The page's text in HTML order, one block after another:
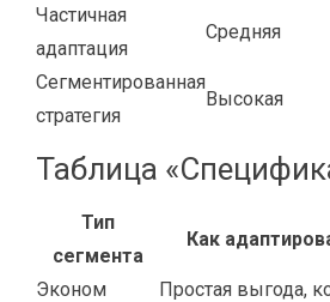
Частичная
адаптация
Средняя
Сегментированная
стратегия
Высокая
Таблица
Тип
сегмента
Как
Эконом
Простая выгода,